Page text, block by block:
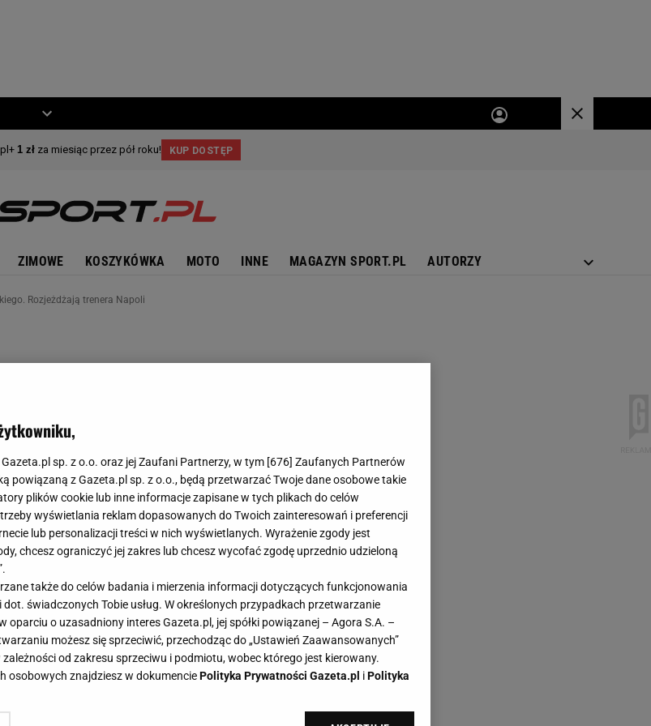
ZIMOWE KOSZYKÓWKA MOTO INNE MAGAZYN SPORT.PL AUTORZY
Rozjeżdżają trenera Napoli
sp. z o.o. oraz jej Zaufani Partnerzy, w tym [676] Zaufanych Partnerów
powiązaną z Gazeta.pl sp. z o.o., będą przetwarzać Twoje dane osobowe takie
plików cookie lub inne informacje zapisane w tych plikach do celów
wyświetlania reklam dopasowanych do Twoich zainteresowań i preferencji
lub personalizacji treści w nich wyświetlanych. Wyrażenie zgody jest
chcesz ograniczyć jej zakres lub chcesz wycofać zgodę uprzednio udzieloną
także do celów badania i mierzenia informacji dotyczących funkcjonowania
świadczonych Tobie usług. W określonych przypadkach przetwarzanie
oparciu o uzasadniony interes Gazeta.pl, jej spółki powiązanej – Agora S.A. –
możesz się sprzeciwić, przechodząc do „Ustawień Zaawansowanych”
od zakresu sprzeciwu i podmiotu, wobec którego jest kierowany.
osobowych znajdziesz w dokumenciePolityka Prywatności Gazeta.pl iPolityka